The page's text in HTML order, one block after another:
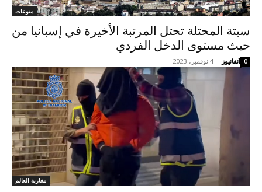
منوعات
سبتة المحتلة تحتل المرتبة الأخيرة في إسبانيا من
حيث مستوى الدخل الفردي
آنفانيوز - 4 نوفمبر، 2023 0
مغاربة العالم